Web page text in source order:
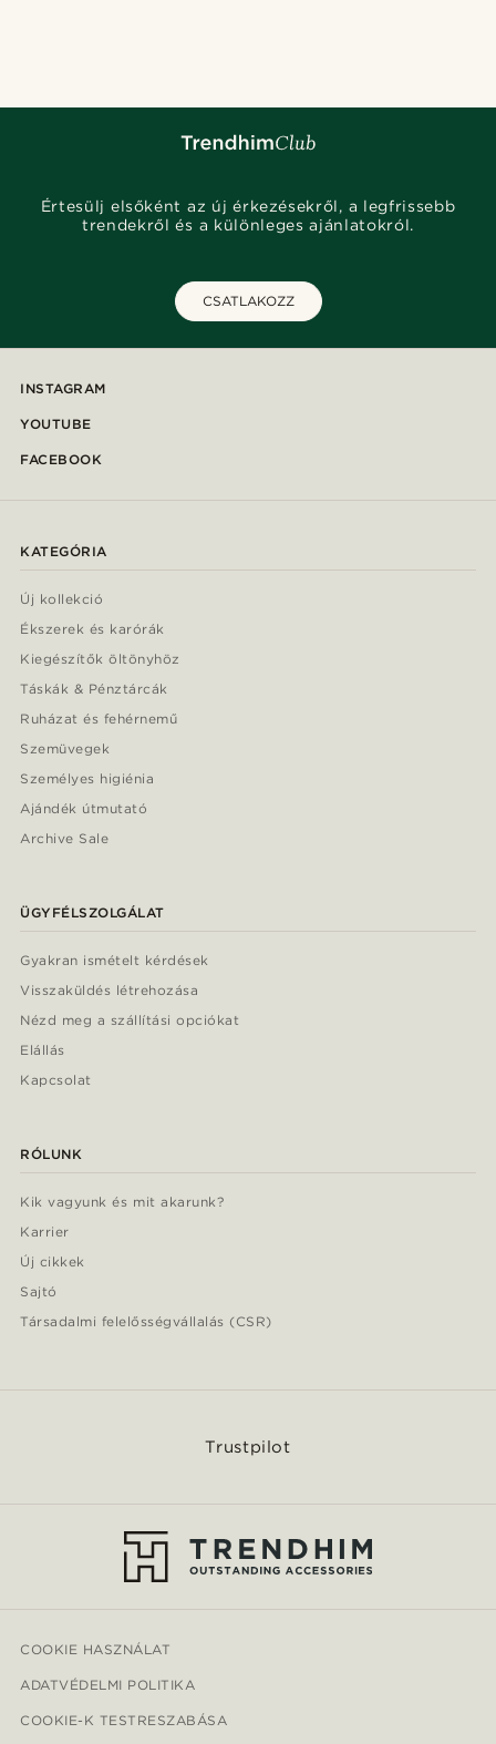
Értesülj elsőként az új érkezésekről, a legfrissebb
trendekről és a különleges ajánlatokról.
CSATLAKOZZ
INSTAGRAM
YOUTUBE
FACEBOOK
KATEGÓRIA
Új kollekció
Ékszerek és karórák
Kiegészítők öltönyhöz
Táskák & Pénztárcák
Ruházat és fehérnemű
Szemüvegek
Személyes higiénia
Ajándék útmutató
Archive Sale
ÜGYFÉLSZOLGÁLAT
Gyakran ismételt kérdések
Visszaküldés létrehozása
Nézd meg a szállítási opciókat
Elállás
Kapcsolat
RÓLUNK
Kik vagyunk és mit akarunk?
Karrier
Új cikkek
Sajtó
Társadalmi felelősségvállalás (CSR)
Trustpilot
COOKIE HASZNÁLAT
ADATVÉDELMI POLITIKA
COOKIE-K TESTRESZABÁSA